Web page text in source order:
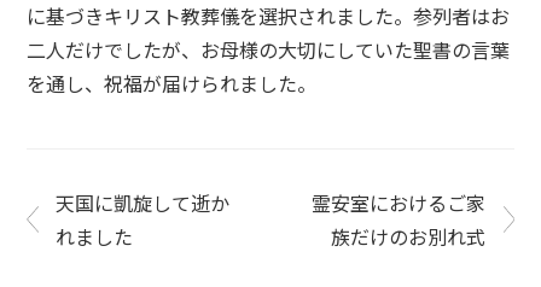
に基づきキリスト教葬儀を選択されました。参列者はお
二人だけでしたが、お母様の大切にしていた聖書の言葉
を通し、祝福が届けられました。
天国に凱旋して逝か
れました
霊安室におけるご家
族だけのお別れ式